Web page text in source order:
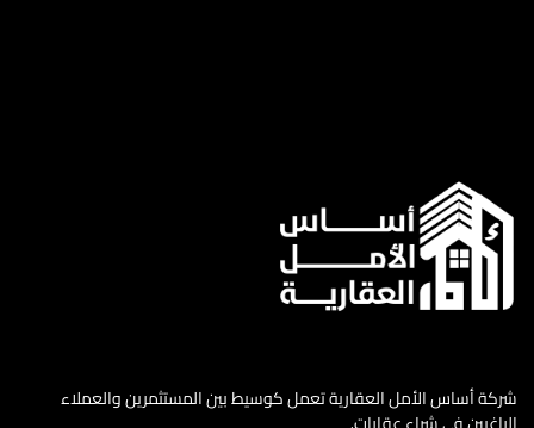
شركة أساس الأمل العقارية تعمل كوسيط بين المستثمرين والعملاء